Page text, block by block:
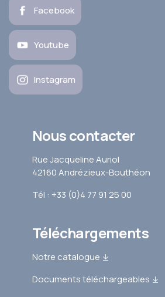
Facebook
Youtube
Instagram
Nous contacter
Rue Jacqueline Auriol
42160 Andrézieux-Bouthéon
Tél : +33 (0)4 77 91 25 00
Téléchargements
Notre catalogue
Documents téléchargeables